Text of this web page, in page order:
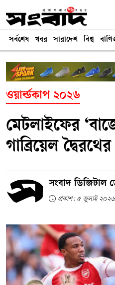
সর্বশেষ খবর সারাদেশ বিশ্ব
ওয়ার্ল্ডকাপ ২০২৬
মেটলাইফের
গাব্রিয়েল
সংবাদ ডিজিটাল
প্রকাশ: ৫ জুলাই